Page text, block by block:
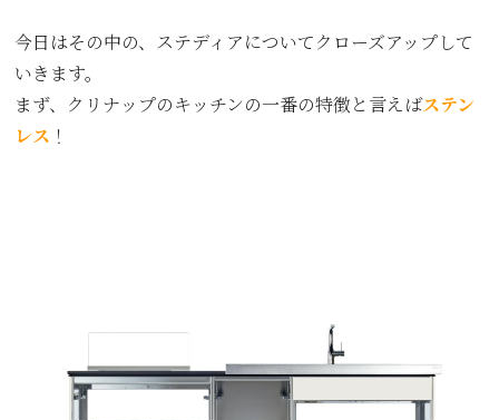
今日はその中の、ステディアについてクローズアップして
いきます。
まず、クリナップのキッチンの一番の特徴と言えばステン
レス ！